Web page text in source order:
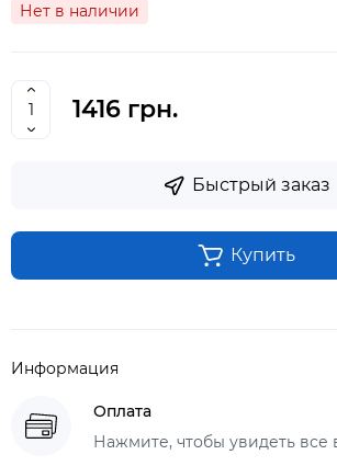
Нет в наличии
1416 грн.
Быстрый заказ
Купить
Информация
Оплата
Нажмите, чтобы увидеть все